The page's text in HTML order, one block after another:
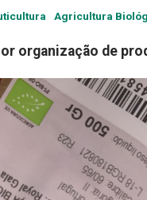
Agricultura
organização de